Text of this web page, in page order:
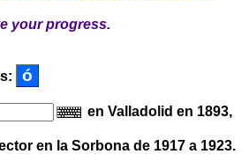
your progress.
en Valladolid en 1893,
en la Sorbona de 1917 a 1923.